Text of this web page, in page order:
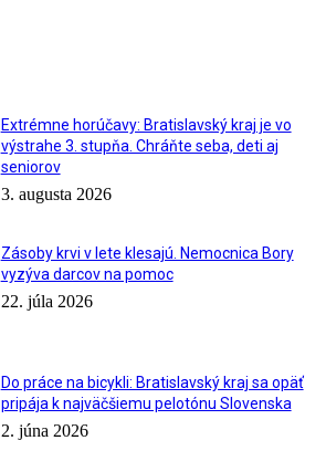
Extrémne horúčavy: Bratislavský kraj je vo
výstrahe 3. stupňa. Chráňte seba, deti aj
seniorov
3. augusta 2026
Zásoby krvi v lete klesajú. Nemocnica Bory
vyzýva darcov na pomoc
22. júla 2026
Do práce na bicykli: Bratislavský kraj sa opäť
pripája k najväčšiemu pelotónu Slovenska
2. júna 2026